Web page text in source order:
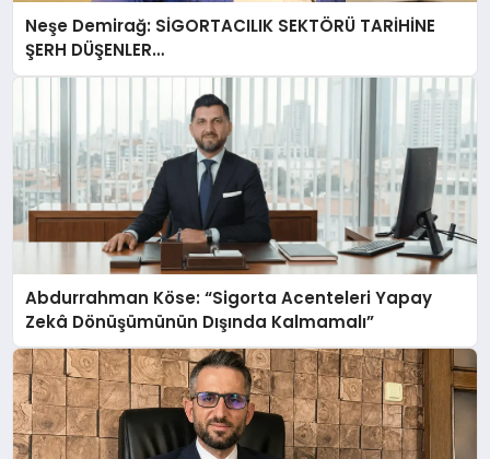
Neşe Demirağ: SİGORTACILIK SEKTÖRÜ TARİHİNE
ŞERH DÜŞENLER…
Abdurrahman Köse: “Sigorta Acenteleri Yapay
Zekâ Dönüşümünün Dışında Kalmamalı”